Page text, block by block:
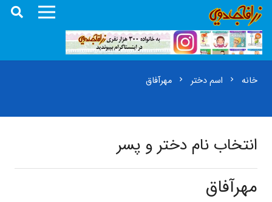
خانه chevron_right اسم دختر chevron_right مهرآفاق
انتخاب نام دختر و پسر
مهرآفاق